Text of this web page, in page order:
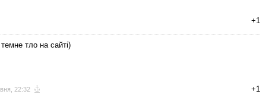
+1
тло на сайті)
22:32 +1